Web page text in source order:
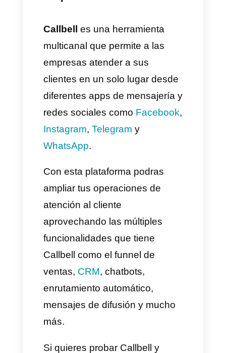
gustos y preferencias similares
a clientes que ya han
comprado.
Con Callbell podras usar el bot
y elfunnel de ventaspara
mapear lo que los clientes
hacen durante todo el proceso
idear nuevas estrategias de
ventas.
4) Automatizar con Bot y
enrutamiento
Otra forma efectiva de ampliar
las operaciones de atención al
cliente es usar
enrutamientos automáticos